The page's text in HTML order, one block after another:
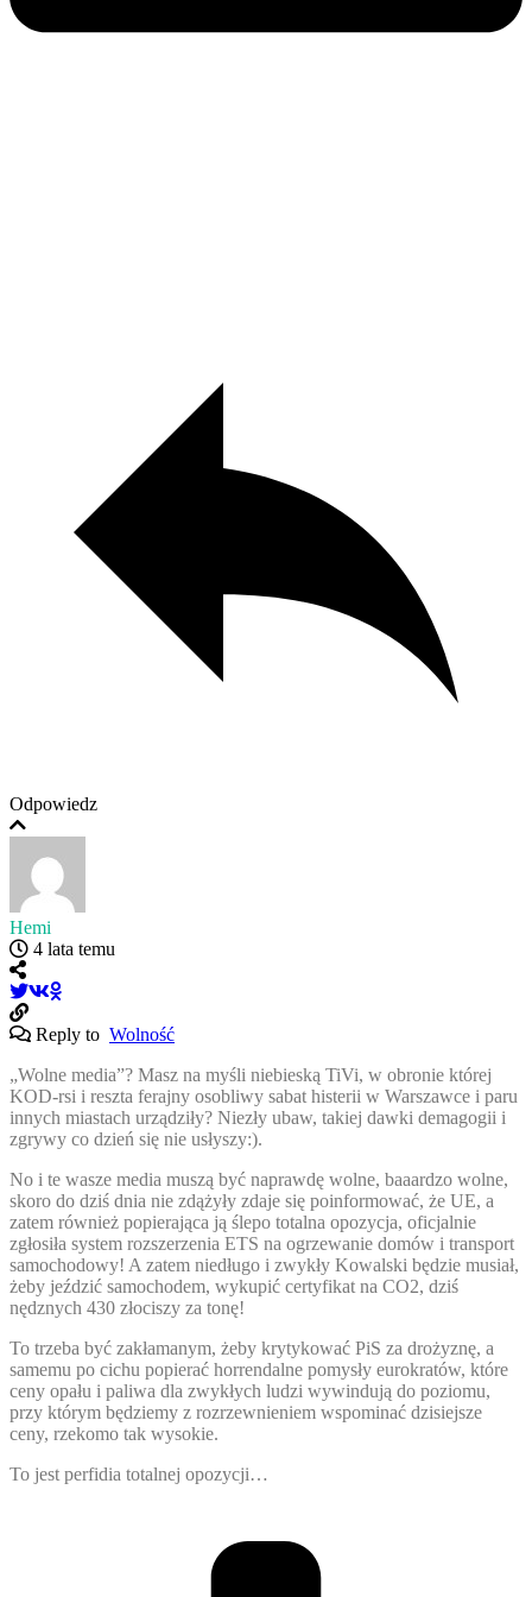
Odpowiedz
Hemi
4 lata temu
Reply to Wolność
„Wolne media”? Masz na myśli niebieską TiVi, w obronie której
KOD-rsi i reszta ferajny osobliwy sabat histerii w Warszawce i paru
innych miastach urządziły? Niezły ubaw, takiej dawki demagogii i
zgrywy co dzień się nie usłyszy:).
No i te wasze media muszą być naprawdę wolne, baaardzo wolne,
skoro do dziś dnia nie zdążyły zdaje się poinformować, że UE, a
zatem również popierająca ją ślepo totalna opozycja, oficjalnie
zgłosiła system rozszerzenia ETS na ogrzewanie domów i transport
samochodowy! A zatem niedługo i zwykły Kowalski będzie musiał,
żeby jeździć samochodem, wykupić certyfikat na CO2, dziś
nędznych 430 złociszy za tonę!
To trzeba być zakłamanym, żeby krytykować PiS za drożyznę, a
samemu po cichu popierać horrendalne pomysły eurokratów, które
ceny opału i paliwa dla zwykłych ludzi wywindują do poziomu,
przy którym będziemy z rozrzewnieniem wspominać dzisiejsze
ceny, rzekomo tak wysokie.
To jest perfidia totalnej opozycji…